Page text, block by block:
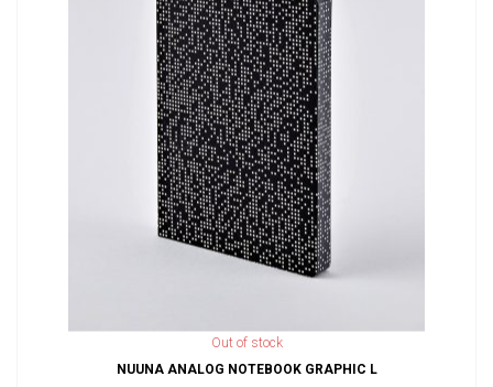
Out of stock
NUUNA ANALOG NOTEBOOK GRAPHIC L